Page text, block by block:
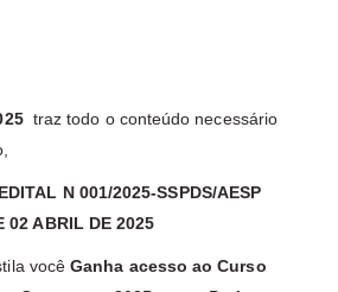
traz todo o conteúdo necessário
N 001/2025-SSPDS/AESP
02 ABRIL DE 2025
vocêGanha acesso ao Curso